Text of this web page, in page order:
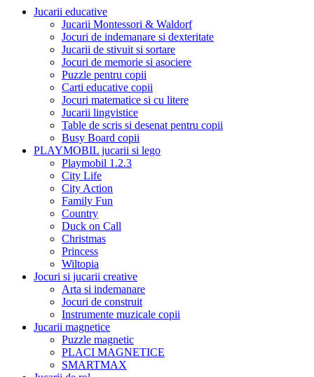
Jucarii educative
Jucarii Montessori & Waldorf
Jocuri de indemanare si dexteritate
Jucarii de stivuit si sortare
Jocuri de memorie si asociere
Puzzle pentru copii
Carti educative copii
Jocuri matematice si cu litere
Jucarii lingvistice
Table de scris si desenat pentru copii
Busy Board copii
PLAYMOBIL jucarii si lego
Playmobil 1.2.3
City Life
City Action
Family Fun
Country
Duck on Call
Christmas
Princess
Wiltopia
Jocuri si jucarii creative
Arta si indemanare
Jocuri de construit
Instrumente muzicale copii
Jucarii magnetice
Puzzle magnetic
PLACI MAGNETICE
SMARTMAX